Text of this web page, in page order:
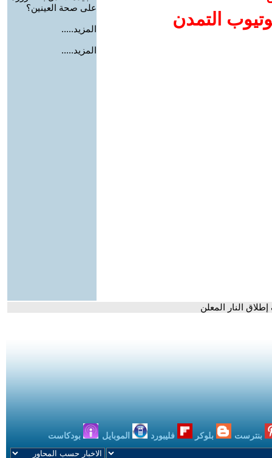
التمدن
على صحة العينين؟
المزيد.....
المزيد.....
النار المعلن
بنترست بلوكر فليبورد الموبايل بودكاست